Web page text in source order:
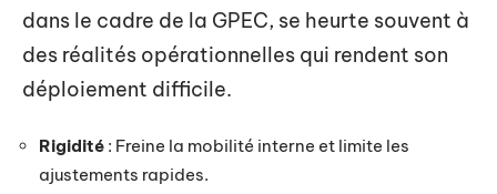
dans le cadre de la GPEC, se heurte souvent à
des réalités opérationnelles qui rendent son
déploiement difficile.
Rigidité : Freine la mobilité interne et limite les
ajustements rapides.